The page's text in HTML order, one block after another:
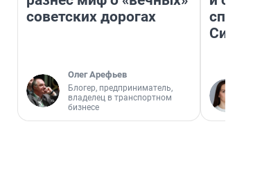
советских дорогах
Олег Арефьев
Блогер, предприниматель,
владелец в транспортном
бизнесе